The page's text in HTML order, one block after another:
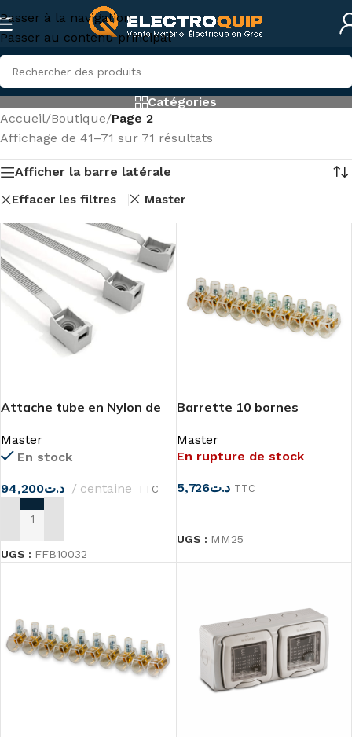
Passer à la navigation
Passer au contenu principal
Catégories
Accueil/Boutique/Page 2
Affichage de 41–71 sur 71 résultats
Afficher la barre latérale
Effacer les filtres Master
Attache tube en Nylon de
Master
En stock
د.ت94,200 centaine TTC
AJOUTER AU PANIER
UGS : FFB10032
Barrette 10 bornes
Master
En rupture de stock
د.ت5,726
TTC
UGS : MM25